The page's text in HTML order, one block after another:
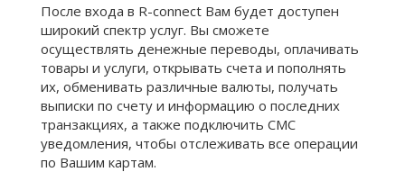
После входа в R-connect Вам будет доступен
широкий спектр услуг. Вы сможете
осуществлять денежные переводы, оплачивать
товары и услуги, открывать счета и пополнять
их, обменивать различные валюты, получать
выписки по счету и информацию о последних
транзакциях, а также подключить СМС
уведомления, чтобы отслеживать все операции
по Вашим картам.